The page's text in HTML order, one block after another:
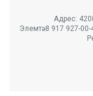
Адрес:
Элемтә: 8 917 927-